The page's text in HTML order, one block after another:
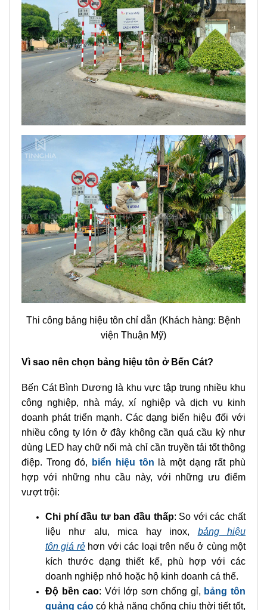
Thi công bảng hiệu tôn chỉ dẫn (Khách hàng: Bệnh
viện Thuận Mỹ)
Vì sao nên chọn bảng hiệu tôn ở Bến Cát?
Bến Cát Bình Dương là khu vực tập trung nhiều khu
công nghiệp, nhà máy, xí nghiệp và dịch vụ kinh
doanh phát triển mạnh. Các dạng biển hiệu đối với
nhiều công ty lớn ở đây không cần quá cầu kỳ như
dùng LED hay chữ nổi mà chỉ cần truyền tải tốt thông
điệp. Trong đó,
biển hiệu tôn là một dạng rất phù
hợp với những nhu cầu này, với những ưu điểm
vượt trội:
Chi phí đầu tư ban đầu thấp: So với các chất
liệu như alu, mica hay inox, bảng hiệu
tôn giá rẻhơn với các loại trên nếu ở cùng một
kích thước dạng thiết kế, phù hợp với các
doanh nghiệp nhỏ hoặc hộ kinh doanh cá thể.
Độ bền cao: Với lớp sơn chống gỉ, bảng tôn
quảng cáo có khả năng chống chịu thời tiết tốt,